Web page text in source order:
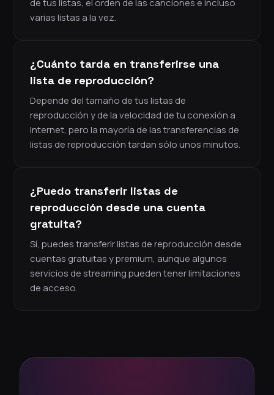
de tus listas, el orden de las canciones e incluso
varias listas a la vez.
¿Cuánto tarda en transferirse una
lista de reproducción?
Depende del tamaño de tus listas de
reproducción y de la velocidad de tu conexión a
Internet, pero la mayoría de las transferencias de
listas de reproducción tardan sólo unos minutos.
¿Puedo transferir listas de
reproducción desde una cuenta
gratuita?
Sí, puedes transferir listas de reproducción desde
cuentas gratuitas y premium, aunque algunos
servicios de streaming pueden tener limitaciones
de acceso.